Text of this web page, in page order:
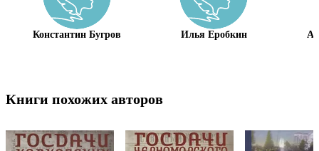
Константин Бугров Илья Еробкин
Книги похожих авторов